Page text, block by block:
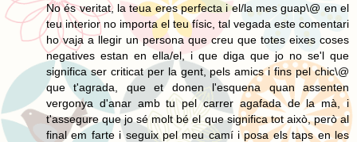
No és veritat, la teua eres perfecta i el/la mes guap\@ en el
teu interior no importa el teu físic, tal vegada este comentari
ho vaja a llegir un persona que creu que totes eixes coses
negatives estan en ella/el, i que diga que jo no se'l que
significa ser criticat per la gent, pels amics i fins pel chic\@
que t'agrada, que et donen l'esquena quan assenten
vergonya d'anar amb tu pel carrer agafada de la mà, i
t'assegure que jo sé molt bé el que significa tot això, però al
final em farte i seguix pel meu camí i posa els taps en les